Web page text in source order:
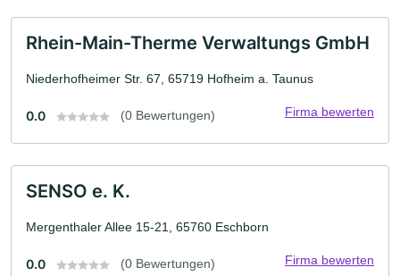
Rhein-Main-Therme Verwaltungs GmbH
Niederhofheimer Str. 67, 65719 Hofheim a. Taunus
0.0 (0 Bewertungen) Firma bewerten
SENSO e. K.
Mergenthaler Allee 15-21, 65760 Eschborn
0.0 (0 Bewertungen) Firma bewerten